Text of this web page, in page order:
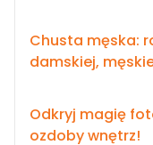
Chusta męska:
damskiej,
Odkryj magię
ozdoby wnętrz!